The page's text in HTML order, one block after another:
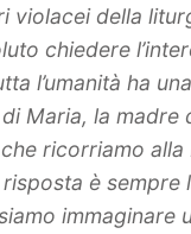
violacei della
chiedere
l’umanità ha
Maria, la madre
ricorriamo
è
immaginare